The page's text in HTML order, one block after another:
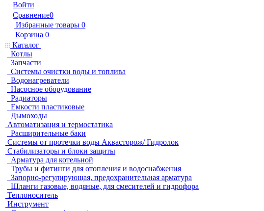
Войти
Сравнение0
Избранные товары 0
Корзина 0
Каталог
Котлы
Запчасти
Системы очистки воды и топлива
Водонагреватели
Насосное оборудование
Радиаторы
Емкости пластиковые
Дымоходы
Автоматизация и термостатика
Расширительные баки
Системы от протечки воды Аквасторож/ Гидролок
Стабилизаторы и блоки защиты
Арматура для котельной
Трубы и фитинги для отопления и водоснабжения
Запорно-регулирующая, предохранительная арматура
Шланги газовые, водяные, для смесителей и гидрофора
Теплоноситель
Инструмент